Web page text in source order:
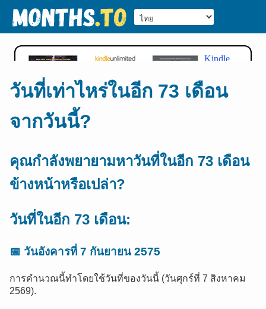
วันที่เท่าไหร่ในอีก 73 เดือน
จากวันนี้?
คุณกำลังพยายามหาวันที่ในอีก 73 เดือน
ข้างหน้าหรือเปล่า?
วันที่ในอีก 73 เดือน:
📅 วันอังคารที่ 7 กันยายน 2575
การคำนวณนี้ทำโดยใช้วันที่ของวันนี้ (วันศุกร์ที่ 7 สิงหาคม
2569).